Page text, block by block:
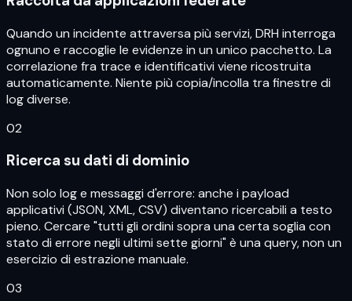
Quando un incidente attraversa più servizi, DRH interroga
ognuno e raccoglie le evidenze in un unico pacchetto. La
correlazione fra trace e identificativi viene ricostruita
automaticamente. Niente più copia/incolla tra finestre di
log diverse.
02
Ricerca su dati di dominio
Non solo log e messaggi d'errore: anche i payload
applicativi (JSON, XML, CSV) diventano ricercabili a testo
pieno. Cercare "tutti gli ordini sopra una certa soglia con
stato di errore negli ultimi sette giorni" è una query, non un
esercizio di estrazione manuale.
03